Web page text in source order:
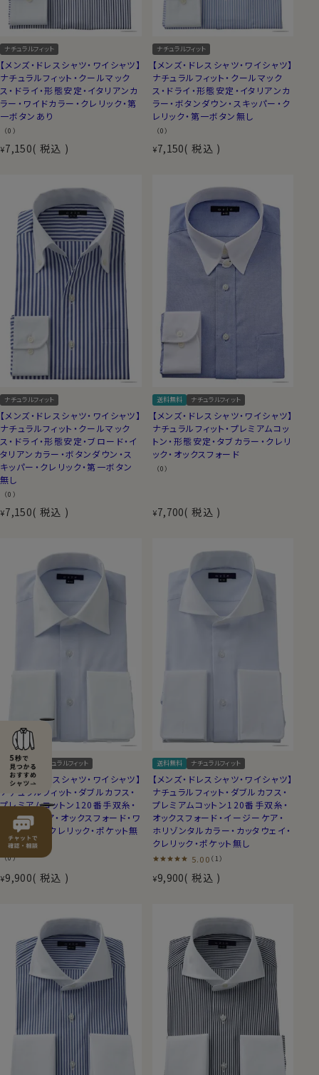
ナチュラルフィット
【メンズ・ドレスシャツ・ワイシャツ】
ナチュラルフィット・クールマック
ス・ドライ・形態安定・イタリアンカ
ラー・ワイドカラー・クレリック・第
一ボタンあり
（0）
¥7,150 税込
ナチュラルフィット
【メンズ・ドレスシャツ・ワイシャツ】
ナチュラルフィット・クールマック
ス・ドライ・形態安定・イタリアンカ
ラー・ボタンダウン・スキッパー・ク
レリック・第一ボタン無し
（0）
¥7,150 税込
ナチュラルフィット
【メンズ・ドレスシャツ・ワイシャツ】
ナチュラルフィット・クールマック
ス・ドライ・形態安定・ブロード・イ
タリアンカラー・ボタンダウン・ス
キッパー・クレリック・第一ボタン
無し
（0）
¥7,150 税込
送料無料 ナチュラルフィット
【メンズ・ドレスシャツ・ワイシャツ】
ナチュラルフィット・プレミアムコッ
トン・形態安定・タブカラー・クレリ
ック・オックスフォード
（0）
¥7,700 税込
送料無料 ナチュラルフィット
【メンズ・ドレスシャツ・ワイシャツ】
ナチュラルフィット・ダブルカフス・
プレミアムコットン120番手双糸・
イージーケア・オックスフォード・ワ
イドカラー・クレリック・ポケット無
し
（0）
¥9,900 税込
送料無料 ナチュラルフィット
【メンズ・ドレスシャツ・ワイシャツ】
ナチュラルフィット・ダブルカフス・
プレミアムコットン120番手双糸・
オックスフォード・イージーケア・
ホリゾンタルカラー・カッタウェイ・
クレリック・ポケット無し
5.00 （1）
¥9,900 税込